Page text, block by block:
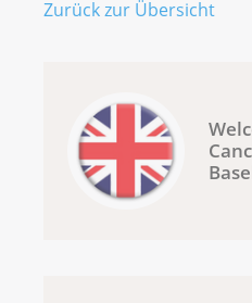
Zurück zur Übersicht